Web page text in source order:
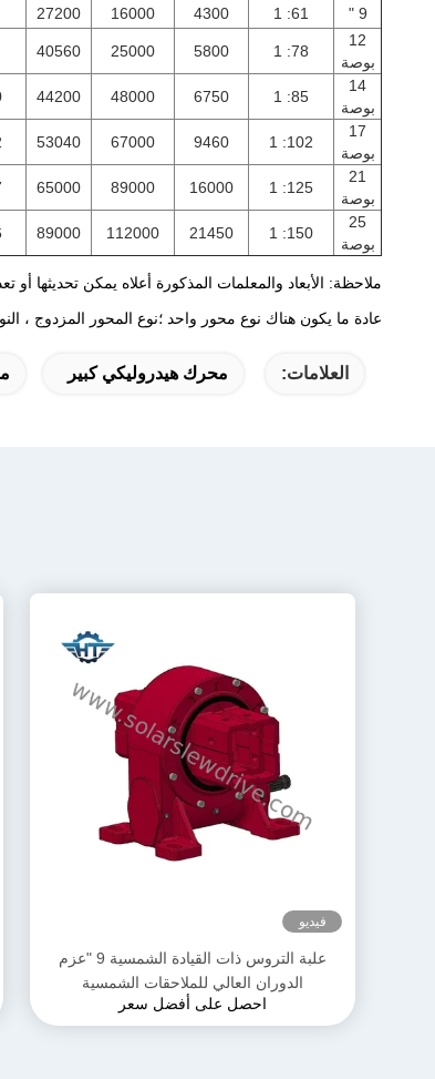
9 "
61: 1
4300
16000
27200
12
بوصة
78: 1
5800
25000
40560
14
بوصة
85: 1
6750
48000
44200
17
بوصة
102: 1
9460
67000
53040
21
بوصة
125: 1
16000
89000
65000
25
بوصة
150: 1
21450
112000
89000
ملاحظة: الأبعاد والمعلمات المذكورة أعلاه يمكن تحديثها أو
عادة ما يكون هناك نوع محور واحد ؛نوع المحور المزدوج ، النوع الرأسي ونوع الدودة المزدوجة من 3 إلى 25
العلامات: محرك هيدروليكي كبير
فيديو
علبة التروس ذات القيادة الشمسية 9 "عزم
الدوران العالي للملاحقات الشمسية
احصل على أفضل سعر